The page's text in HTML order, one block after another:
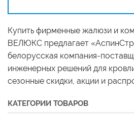
Купить фирменные жалюзи и
ВЕЛЮКС предлагает
белорусская компания-
инженерных решений для
сезонные скидки, акции и
КАТЕГОРИИ ТОВАРОВ